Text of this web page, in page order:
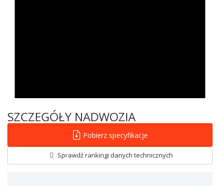
SZCZEGÓŁY NADWOZIA
Pobierz specyfikacje
Sprawdź rankingi danych technicznych